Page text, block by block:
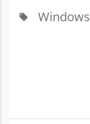
local_offer Windows